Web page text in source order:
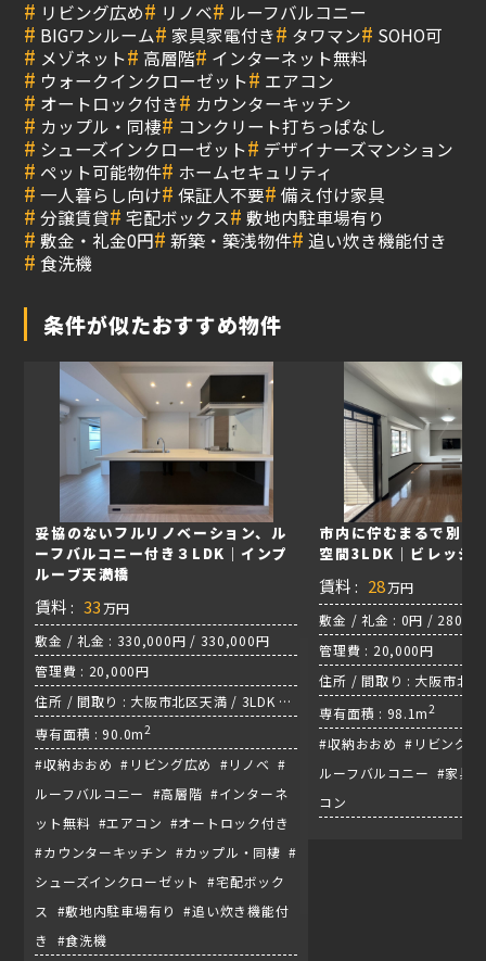
# リビング広め# リノベ# ルーフバルコニー
# BIGワンルーム# 家具家電付き# タワマン# SOHO可
# メゾネット# 高層階# インターネット無料
# ウォークインクローゼット# エアコン
# オートロック付き# カウンターキッチン
# カップル・同棲# コンクリート打ちっぱなし
# シューズインクローゼット# デザイナーズマンション
# ペット可能物件# ホームセキュリティ
# 一人暮らし向け# 保証人不要# 備え付け家具
# 分譲賃貸# 宅配ボックス# 敷地内駐車場有り
# 敷金・礼金0円# 新築・築浅物件# 追い炊き機能付き
# 食洗機
条件が似たおすすめ物件
妥協のないフルリノベーション、ル
ーフバルコニー付き３LDK｜インプ
ルーブ天満橋
賃料 : 33 万円
敷金 / 礼金 : 330,000円 / 330,000円
管理費 : 20,000円
住所 / 間取り : 大阪市北区天満 / 3LDK /
谷町線『天満橋駅』
専有面積 : 90.0m2
#収納おおめ #リビング広め #リノベ #
ルーフバルコニー #高層階 #インターネ
ット無料 #エアコン #オートロック付き
#カウンターキッチン #カップル・同棲 #
シューズインクローゼット #宅配ボック
ス #敷地内駐車場有り #追い炊き機能付
き #食洗機
市内に佇むまるで別荘
空間3LDK｜ビレッジ
賃料 : 28万円
敷金 / 礼金 : 0円 /
管理費 : 20,000円
住所 / 間取り : 大阪市北
/ 環状線『福島駅』
専有面積 : 98.1m2
#収納おおめ #リビング
ルーフバルコニー #家具
コン